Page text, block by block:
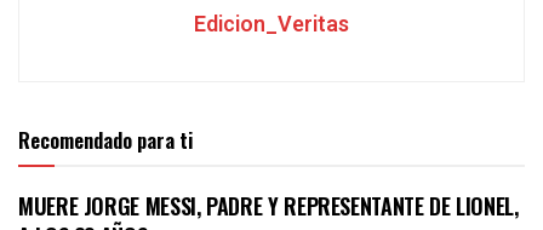
Edicion_Veritas
Recomendado para ti
MUERE JORGE MESSI, PADRE Y REPRESENTANTE DE LIONEL,